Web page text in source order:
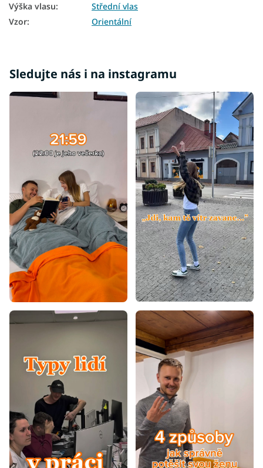
Výška vlasu:
Střední vlas
Vzor: Orientální
Sledujte nás i na instagramu